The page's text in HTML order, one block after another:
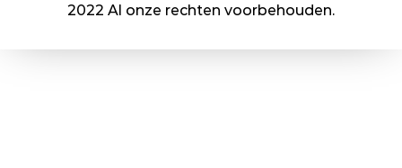
2022 Al onze rechten voorbehouden.